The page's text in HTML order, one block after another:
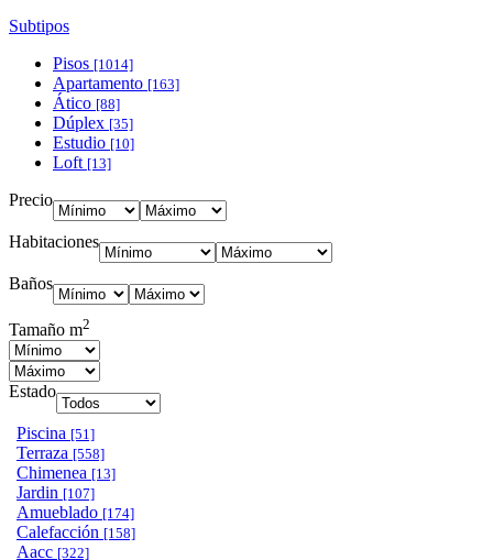
Subtipos
Pisos [1014]
Apartamento [163]
Ático [88]
Dúplex [35]
Estudio [10]
Loft [13]
Precio
Habitaciones
Baños
Tamaño m2
Estado
Piscina [51]
Terraza [558]
Chimenea [13]
Jardin [107]
Amueblado [174]
Calefacción [158]
Aacc [322]